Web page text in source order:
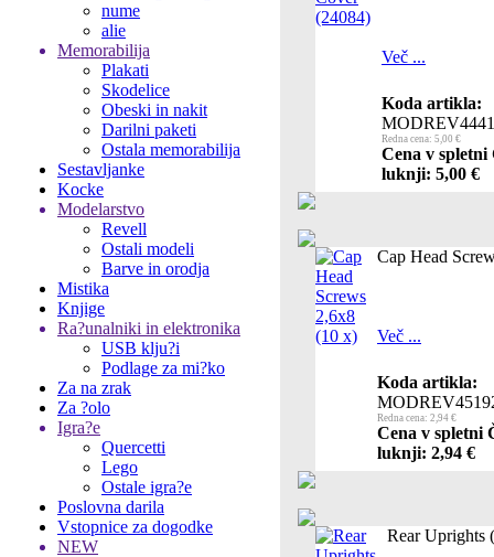
nume
alie
Memorabilija
Plakati
Skodelice
Obeski in nakit
Darilni paketi
Ostala memorabilija
Sestavljanke
Kocke
Modelarstvo
Revell
Ostali modeli
Barve in orodja
Mistika
Knjige
Ra?unalniki in elektronika
USB klju?i
Podlage za mi?ko
Za na zrak
Za ?olo
Igra?e
Quercetti
Lego
Ostale igra?e
Poslovna darila
Vstopnice za dogodke
NEW
Več ...
Koda artikla:
Redna cena: 5,00 €
Cena v
luknji: 5,00 €
Cap Head
Več ...
Koda artikla:
Redna cena: 2,94 €
Cena v spletni
luknji: 2,94 €
Rear Uprights